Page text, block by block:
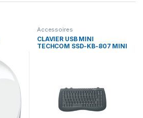
Accessoires
CLAVIER USB MINI
TECHCOM SSD-KB-807 MINI